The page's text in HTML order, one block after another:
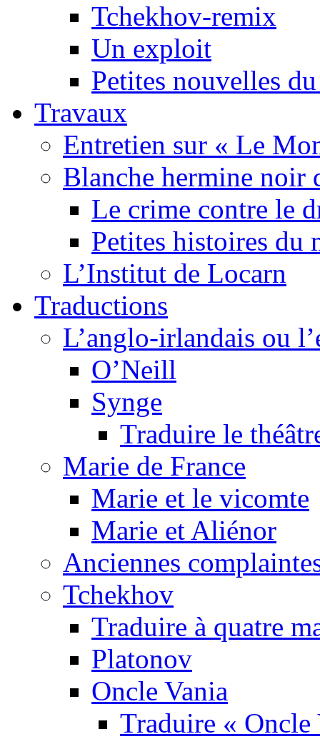
Tchekhov-remix
Un exploit
Petites nouvelles
Travaux
Entretien sur « Le
Blanche hermine noir
Le crime contre le
Petites histoires du
L’Institut de Locarn
Traductions
L’anglo-irlandais ou
O’Neill
Synge
Traduire le
Marie de France
Marie et le vicomte
Marie et Aliénor
Anciennes
Tchekhov
Traduire à quatre
Platonov
Oncle Vania
Traduire « Oncle